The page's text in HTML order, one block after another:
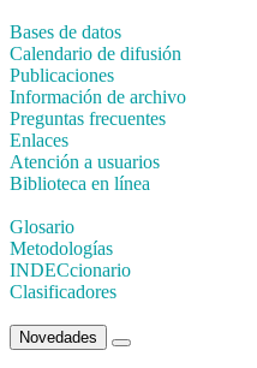
Bases de datos
Calendario de difusión
Publicaciones
Información de archivo
Preguntas frecuentes
Enlaces
Atención a usuarios
Biblioteca en línea
Glosario
Metodologías
INDECcionario
Clasificadores
Novedades